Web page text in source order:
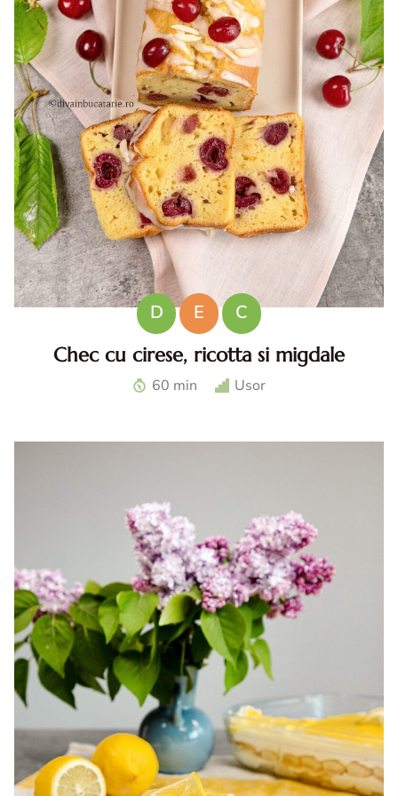
D E
C
Chec cu cirese, ricotta si migdale
Chec cu cirese. Chec cu ricotta. Desert cu cirese. Reteta
chec pufos cu cirese. Chec de casa cu cirese. Prajitura cu
60 min Usor